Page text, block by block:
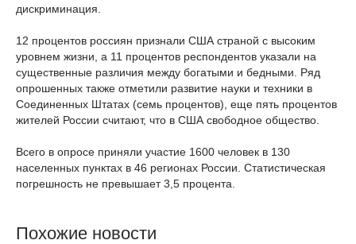
дискриминация.
12 процентов россиян признали США страной с высоким
уровнем жизни, а 11 процентов респондентов указали на
существенные различия между богатыми и бедными. Ряд
опрошенных также отметили развитие науки и техники в
Соединенных Штатах (семь процентов), еще пять процентов
жителей России считают, что в США свободное общество.
Всего в опросе приняли участие 1600 человек в 130
населенных пунктах в 46 регионах России. Статистическая
погрешность не превышает 3,5 процента.
Похожие новости